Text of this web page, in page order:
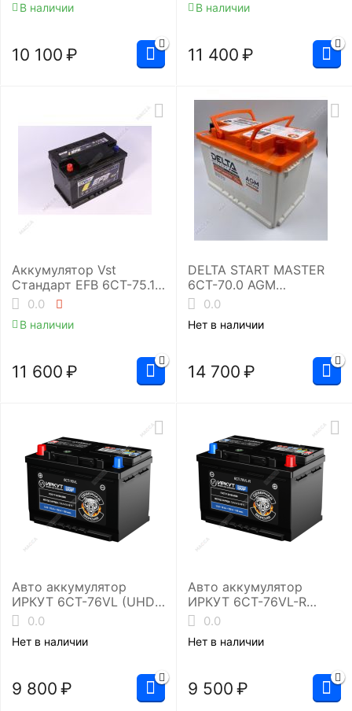
В наличии
10 100 ₽
В наличии
11 400 ₽
Аккумулятор Vst
Стандарт EFB 6СТ-75.1
(575 510 071)
0.0
В наличии
11 600 ₽
DELTA START MASTER
6CT-70.0 AGM
(L3/720EN)
батарея
0.0
Нет в наличии
14 700 ₽
Авто аккумулятор
ИРКУТ 6CT-76VL (UHD-
L3RU)
0.0
Нет в наличии
9 800 ₽
Авто аккумулятор
ИРКУТ 6CT-76VL-R
(UHD-L3EU)
0.0
Нет в наличии
9 500 ₽